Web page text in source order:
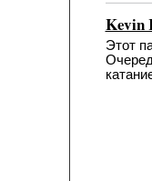
Kevin
Этот